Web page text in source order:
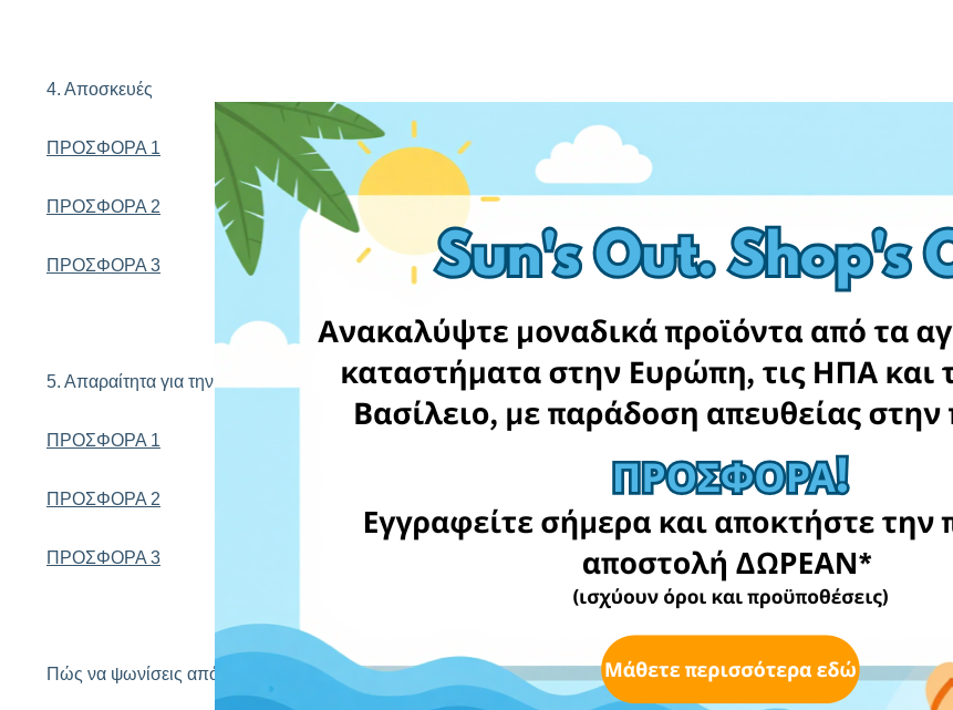
4. Αποσκευές
ΠΡΟΣΦΟΡΑ 1
ΠΡΟΣΦΟΡΑ 2
ΠΡΟΣΦΟΡΑ 3
5. Απαραίτητα για την σεζόν των συναυλιών
ΠΡΟΣΦΟΡΑ 1
ΠΡΟΣΦΟΡΑ 2
ΠΡΟΣΦΟΡΑ 3
Πώς να ψωνίσεις από το εξωτερικό με το EshopWedrop;